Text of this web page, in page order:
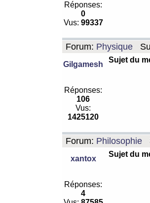
Réponses:
0
Vus: 99337
Forum: Physique
Gilgamesh
Sujet du
Réponses:
106
Vus:
1425120
Forum: Philosophie
xantox
Sujet du
Réponses:
4